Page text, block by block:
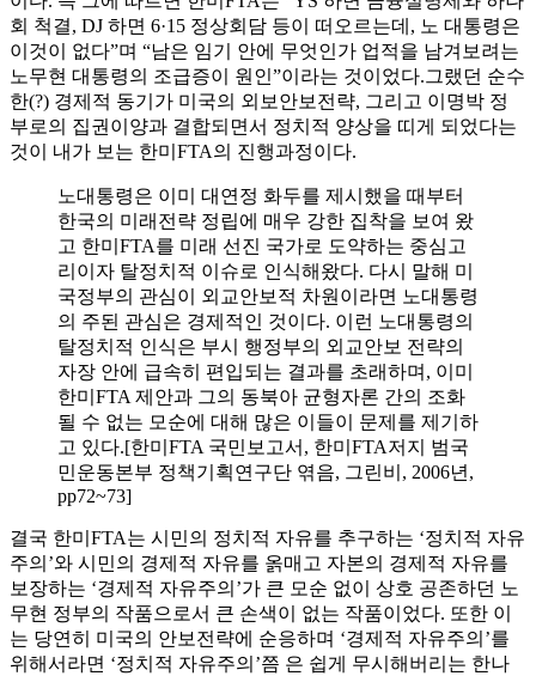
회 척결, DJ 하면 6·15 정상회담 등이 떠오르는데, 노 대통령은
이것이 없다”며 “남은 임기 안에 무엇인가 업적을 남겨보려는
노무현 대통령의 조급증이 원인”이라는 것이었다.그랬던 순수
한(?) 경제적 동기가 미국의 외보안보전략, 그리고 이명박 정
부로의 집권이양과 결합되면서 정치적 양상을 띠게 되었다는
것이 내가 보는 한미FTA의 진행과정이다.
노대통령은 이미 대연정 화두를 제시했을 때부터
한국의 미래전략 정립에 매우 강한 집착을 보여 왔
고 한미FTA를 미래 선진 국가로 도약하는 중심고
리이자 탈정치적 이슈로 인식해왔다. 다시 말해 미
국정부의 관심이 외교안보적 차원이라면 노대통령
의 주된 관심은 경제적인 것이다. 이런 노대통령의
탈정치적 인식은 부시 행정부의 외교안보 전략의
자장 안에 급속히 편입되는 결과를 초래하며, 이미
한미FTA 제안과 그의 동북아 균형자론 간의 조화
될 수 없는 모순에 대해 많은 이들이 문제를 제기하
고 있다.[한미FTA 국민보고서, 한미FTA저지 범국
민운동본부 정책기획연구단 엮음, 그린비, 2006년,
pp72~73]
결국 한미FTA는 시민의 정치적 자유를 추구하는 ‘정치적 자유
주의’와 시민의 경제적 자유를 옭매고 자본의 경제적 자유를
보장하는 ‘경제적 자유주의’가 큰 모순 없이 상호 공존하던 노
무현 정부의 작품으로서 큰 손색이 없는 작품이었다. 또한 이
는 당연히 미국의 안보전략에 순응하며 ‘경제적 자유주의’를
위해서라면 ‘정치적 자유주의’쯤 은 쉽게 무시해버리는 한나